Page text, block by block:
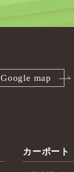
Google map
カーポート